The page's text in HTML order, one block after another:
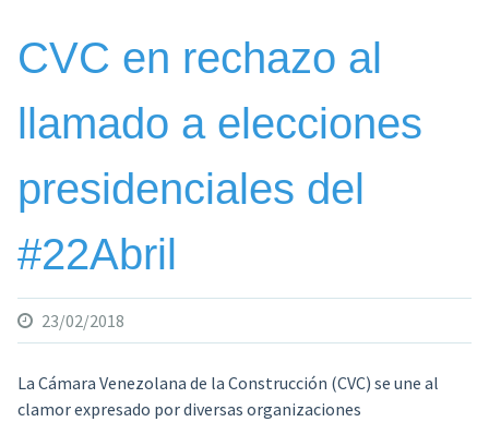
CVC en rechazo al
llamado a elecciones
presidenciales del
#22Abril
23/02/2018
La Cámara Venezolana de la Construcción (CVC) se une al
clamor expresado por diversas organizaciones